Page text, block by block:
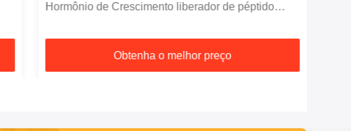
Hormônio de Crescimento liberador de péptido
Obtenha o melhor preço